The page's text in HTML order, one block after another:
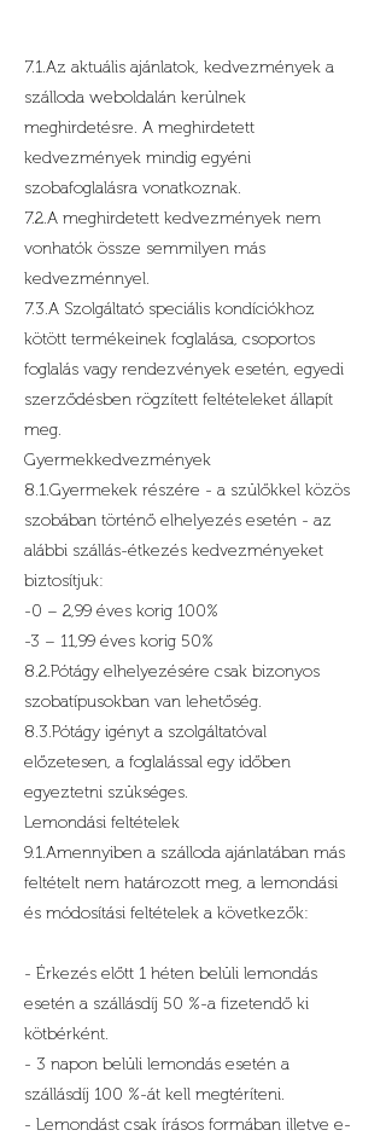
7.1.Az aktuális ajánlatok, kedvezmények a
szálloda weboldalán kerülnek
meghirdetésre. A meghirdetett
kedvezmények mindig egyéni
szobafoglalásra vonatkoznak.
7.2.A meghirdetett kedvezmények nem
vonhatók össze semmilyen más
kedvezménnyel.
7.3.A Szolgáltató speciális kondíciókhoz
kötött termékeinek foglalása, csoportos
foglalás vagy rendezvények esetén, egyedi
szerződésben rögzített feltételeket állapít
meg.
Gyermekkedvezmények
8.1.Gyermekek részére - a szülőkkel közös
szobában történő elhelyezés esetén - az
alábbi szállás-étkezés kedvezményeket
biztosítjuk:
-0 – 2,99 éves korig 100%
-3 – 11,99 éves korig 50%
8.2.Pótágy elhelyezésére csak bizonyos
szobatípusokban van lehetőség.
8.3.Pótágy igényt a szolgáltatóval
előzetesen, a foglalással egy időben
egyeztetni szükséges.
Lemondási feltételek
9.1.Amennyiben a szálloda ajánlatában más
feltételt nem határozott meg, a lemondási
és módosítási feltételek a következők:
- Érkezés előtt 1 héten belüli lemondás
esetén a szállásdíj 50 %-a fizetendő ki
kötbérként.
- 3 napon belüli lemondás esetén a
szállásdíj 100 %-át kell megtéríteni.
- Lemondást csak írásos formában illetve e-